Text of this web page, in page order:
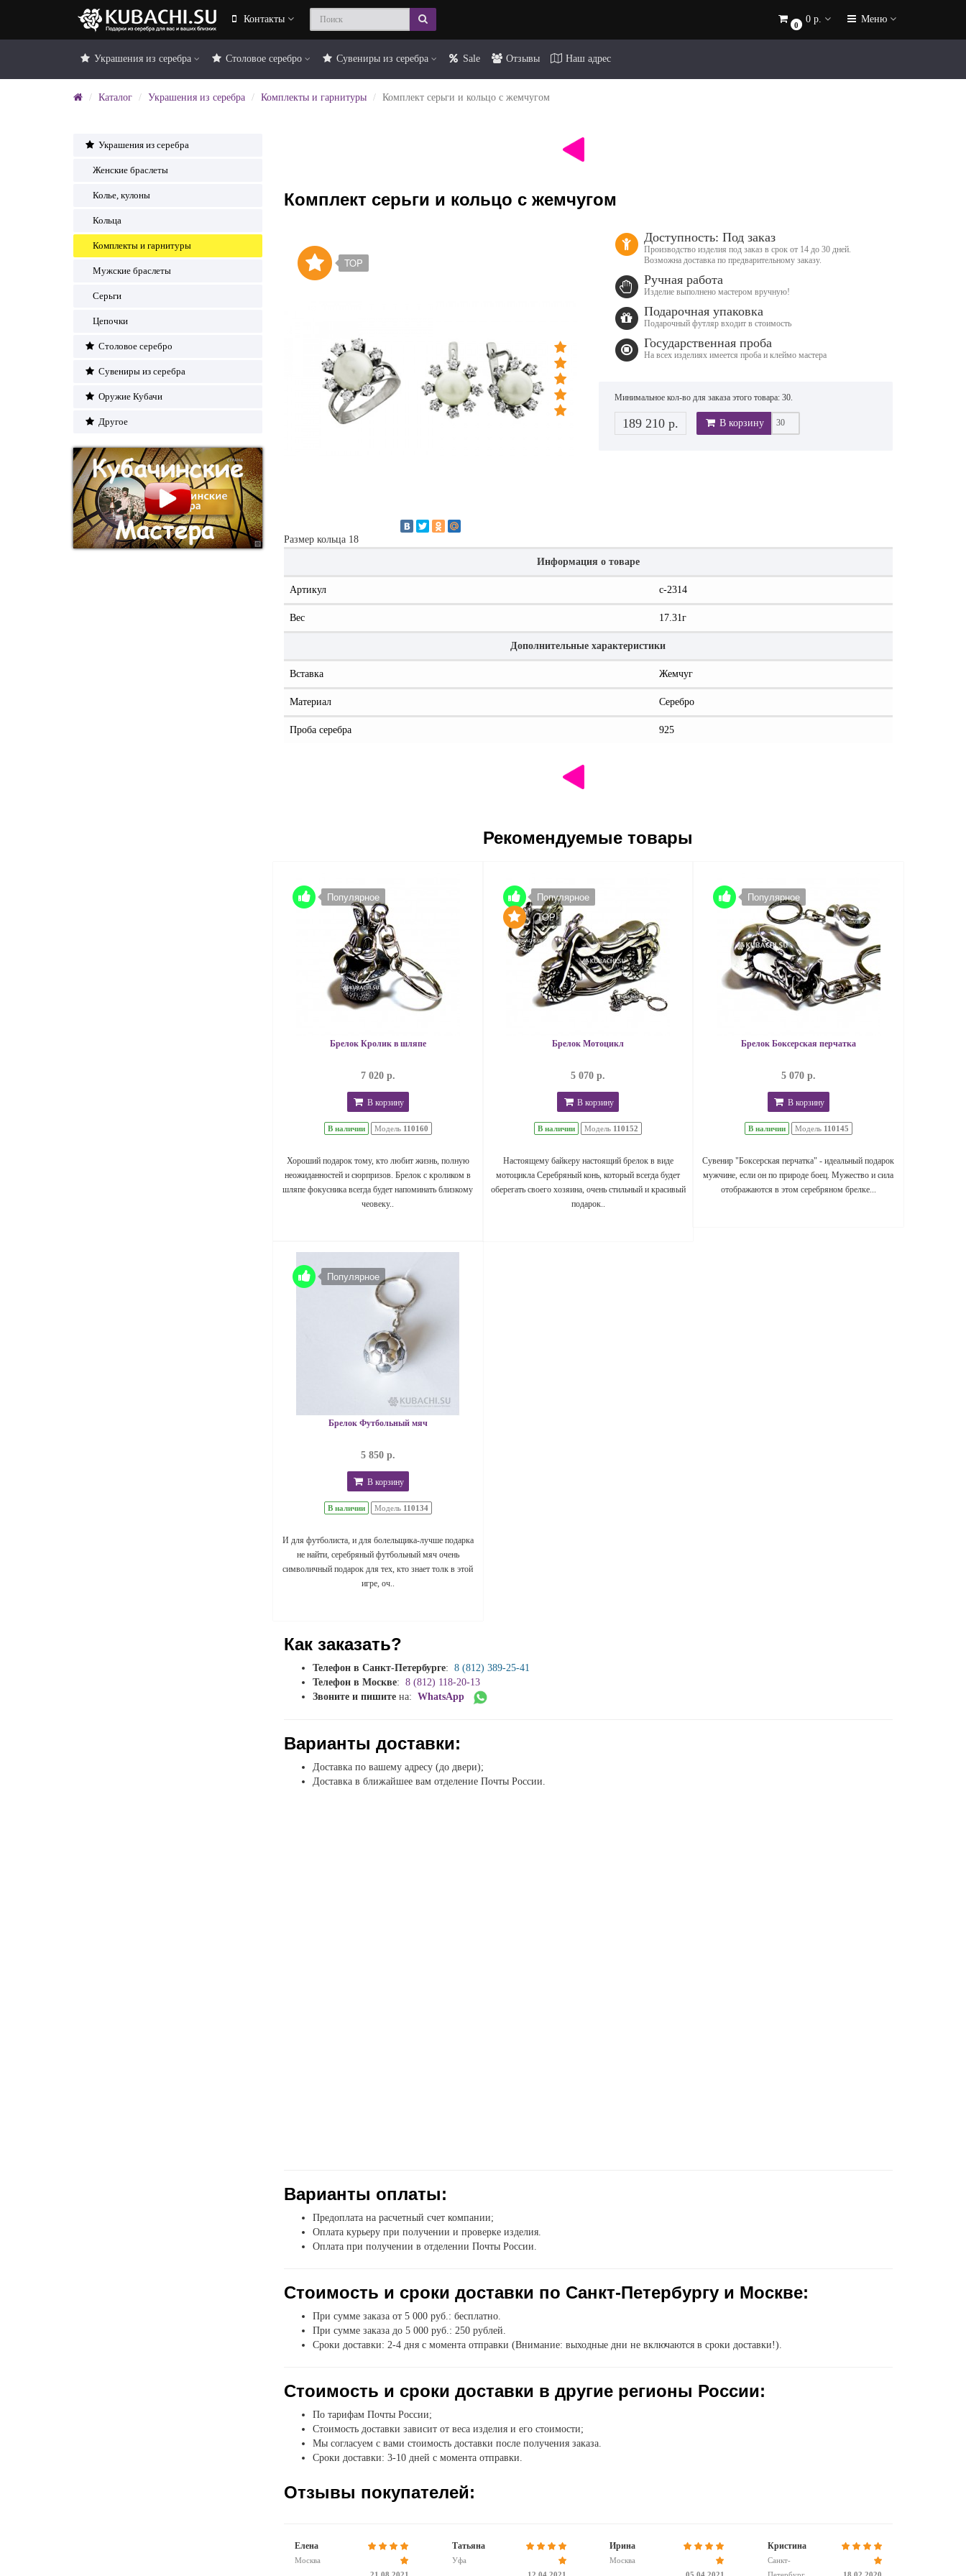
Контакты
0
0 р. Меню
Украшения из серебра Столовое серебро Сувениры из серебра Sale Отзывы Наш адрес
Каталог Украшения из серебра Комплекты и гарнитуры Комплект серьги и кольцо с жемчугом
Украшения из серебра
Женские браслеты
Колье, кулоны
Кольца
Комплекты и гарнитуры
Мужские браслеты
Серьги
Цепочки
Столовое серебро
Сувениры из серебра
Оружие Кубачи
Другое
Комплект серьги и кольцо с жемчугом
TOP
Доступность: Под заказ
Производство изделия под заказ в срок от 14 до 30 дней.
Возможна доставка по предварительному заказу.
Ручная работа
Изделие выполнено мастером вручную!
Подарочная упаковка
Подарочный футляр входит в стоимость
Государственная проба
На всех изделиях имеется проба и клеймо мастера
Минимальное кол-во для заказа этого товара: 30.
189 210 р. В корзину
Размер кольца 18
Информация о товаре
Артикул c-2314
Вес 17.31г
Дополнительные характеристики
Вставка Жемчуг
Материал Серебро
Проба серебра 925
Рекомендуемые товары
Популярное
Брелок Кролик в шляпе
7 020 р.
В корзину
В наличии Модель 110160
Хороший подарок тому, кто любит жизнь, полную
неожиданностей и сюрпризов. Брелок с кроликом в
шляпе фокусника всегда будет напоминать близкому
чеовеку..
Популярное
TOP
Брелок Мотоцикл
5 070 р.
В корзину
В наличии Модель 110152
Настоящему байкеру настоящий брелок в виде
мотоцикла Серебряный конь, который всегда будет
оберегать своего хозяина, очень стильный и красивый
подарок..
Популярное
Брелок Боксерская перчатка
5 070 р.
В корзину
В наличии Модель 110145
Сувенир "Боксерская перчатка" - идеальный подарок
мужчине, если он по природе боец. Мужество и сила
отображаются в этом серебряном брелке...
Популярное
Брелок Футбольный мяч
5 850 р.
В корзину
В наличии Модель 110134
И для футболиста, и для болельщика-лучше подарка
не найти, серебряный футбольный мяч очень
символичный подарок для тех, кто знает толк в этой
игре, оч..
Как заказать?
Телефон в Санкт-Петербурге: 8 (812) 389-25-41
Телефон в Москве: 8 (812) 118-20-13
Звоните и пишитена: WhatsApp
Варианты доставки:
Доставка по вашему адресу (до двери);
Доставка в ближайшее вам отделение Почты России.
Варианты оплаты:
Предоплата на расчетный счет компании;
Оплата курьеру при получении и проверке изделия.
Оплата при получении в отделении Почты России.
Стоимость и сроки доставки по Санкт-Петербургу и Москве:
При сумме заказа от 5 000 руб.: бесплатно.
При сумме заказа до 5 000 руб.: 250 рублей.
Сроки доставки: 2-4 дня с момента отправки (Внимание: выходные дни не включаются в сроки доставки!).
Стоимость и сроки доставки в другие регионы России:
По тарифам Почты России;
Стоимость доставки зависит от веса изделия и его стоимости;
Мы согласуем с вами стоимость доставки после получения заказа.
Сроки доставки: 3-10 дней с момента отправки.
Отзывы покупателей:
Елена
Москва
Татьяна
Уфа
Ирина
Москва
Кристина
Санкт-